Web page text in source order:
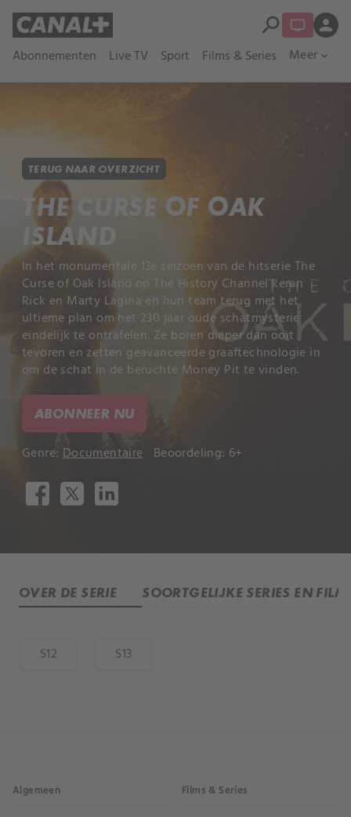
Abonnementen Live TV Sport Films & Series Meer expand_more
search person
TERUG NAAR OVERZICHT
THE CURSE OF OAK
ISLAND
In het monumentale 13e seizoen van de hitserie The
Curse of Oak Island op The History Channel keren
Rick en Marty Lagina en hun team terug met het
ultieme plan om het 230 jaar oude schatmysterie
eindelijk te ontrafelen. Ze boren dieper dan ooit
tevoren en zetten geavanceerde graaftechnologie in
om de schat in de beruchte Money Pit te vinden.
ABONNEER NU
Genre: Documentaire Beoordeling: 6+
OVER DE SERIE SOORTGELIJKE SERIES EN
S12 S13
Algemeen Films & Series